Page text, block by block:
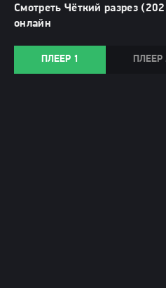
Смотреть Чёткий разрез
онлайн
ПЛЕЕР 1 ПЛЕЕР